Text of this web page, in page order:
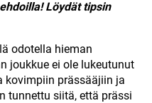
Löydät tipsin
odotella hieman
joukkue ei ole lukeutunut
kovimpiin prässääjiin ja
tunnettu siitä, että prässi